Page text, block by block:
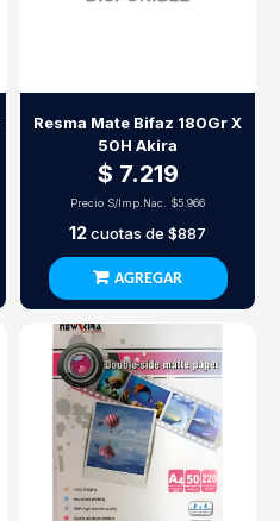
Resma Mate Bifaz 180Gr X
50H Akira
$ 7.219
Precio S/Imp.Nac. $5.966
12cuotas de $887
AGREGAR